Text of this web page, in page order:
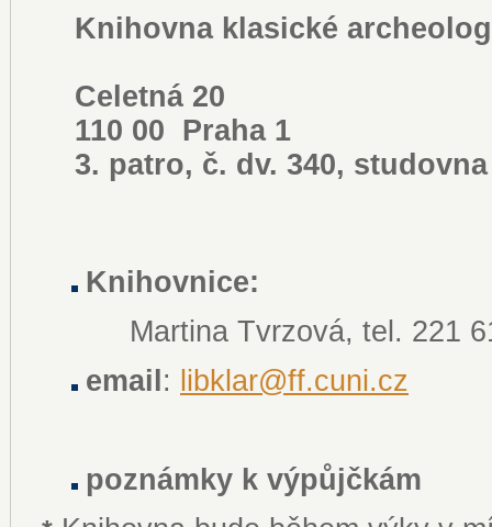
Knihovna klasické
Celetná 20
110 00 Praha 1
3. patro, č. dv. 340,
Knihovnice:
Martina Tvrzová, tel. 221
email : libklar@ff.cuni.cz
poznámky k výpůjčkám